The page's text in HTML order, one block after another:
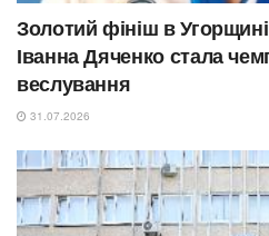
Золотий фініш в
Іванна Дяченко стала
веслування
31.07.2026